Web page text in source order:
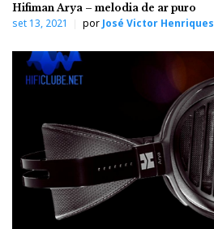
Hifiman Arya – melodia de ar puro
set 13, 2021 por José Victor Henriques